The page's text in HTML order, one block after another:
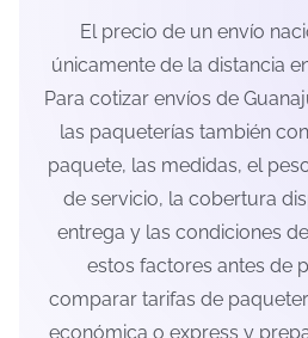
El precio de un envío
únicamente de la distancia
Para cotizar envíos de
las paqueterías también
paquete, las medidas, el
de servicio, la cobertura
entrega y las condiciones
estos factores antes de
comparar tarifas de
económica o express y